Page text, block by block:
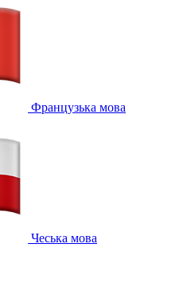
Французька мова
Чеська мова